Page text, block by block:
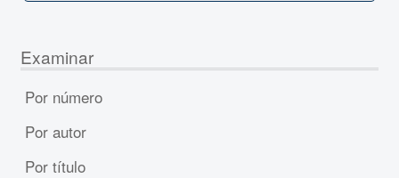
Examinar
Por número
Por autor
Por título